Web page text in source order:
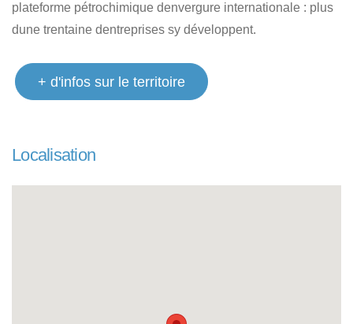
plateforme pétrochimique denvergure internationale : plus
dune trentaine dentreprises sy développent.
+ d'infos sur le territoire
Localisation